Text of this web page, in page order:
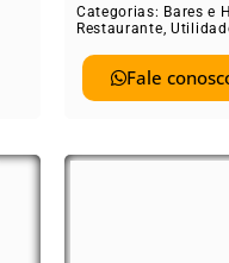
Categorias: Bares e
Restaurante,
Fale